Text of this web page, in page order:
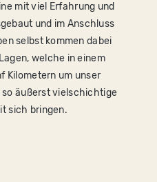
mit viel Erfahrung und
und im Anschluss
selbst kommen dabei
welche in einem
Kilometern um unser
so äußerst vielschichtige
sich bringen.